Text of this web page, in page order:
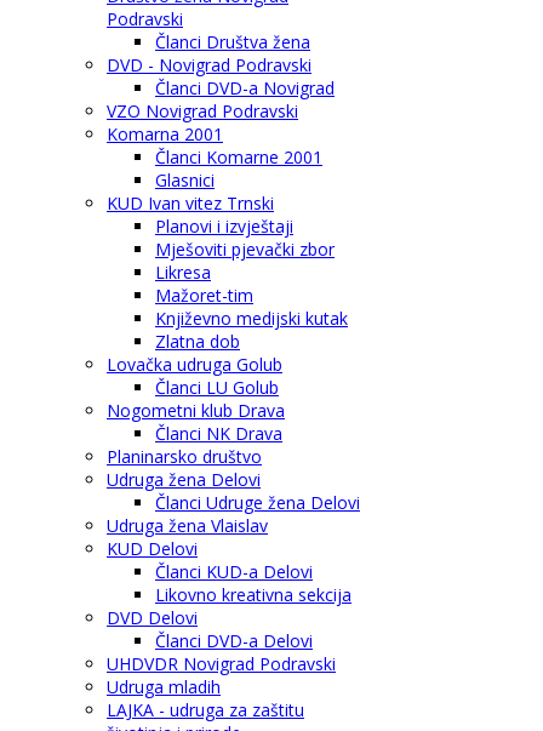
Podravski
Članci Društva žena
DVD - Novigrad Podravski
Članci DVD-a Novigrad
VZO Novigrad Podravski
Komarna 2001
Članci Komarne 2001
Glasnici
KUD Ivan vitez Trnski
Planovi i izvještaji
Mješoviti pjevački zbor
Likresa
Mažoret-tim
Književno medijski kutak
Zlatna dob
Lovačka udruga Golub
Članci LU Golub
Nogometni klub Drava
Članci NK Drava
Planinarsko društvo
Udruga žena Delovi
Članci Udruge žena Delovi
Udruga žena Vlaislav
KUD Delovi
Članci KUD-a Delovi
Likovno kreativna sekcija
DVD Delovi
Članci DVD-a Delovi
UHDVDR Novigrad Podravski
Udruga mladih
LAJKA - udruga za zaštitu